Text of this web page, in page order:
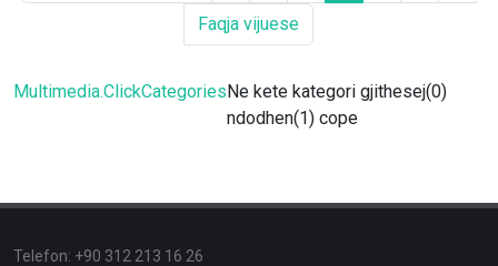
Faqja vijuese
Multimedia.ClickCategoriesNe kete kategori gjithesej(0)
ndodhen(1) cope
Telefon: +90 312 213 16 26